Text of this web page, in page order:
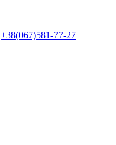
+38(067)581-77-27